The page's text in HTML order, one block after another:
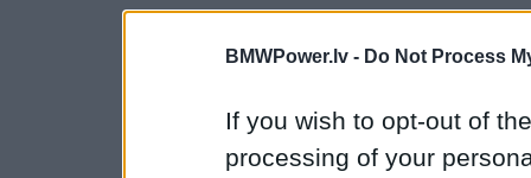
BMWPower.lv - Do Not Process
If you wish to opt-out of
processing of your